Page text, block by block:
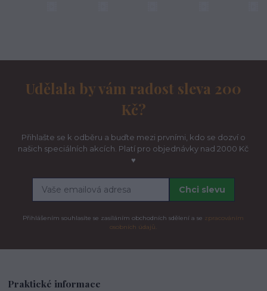
Udělala by vám radost sleva 200
Kč?
Přihlašte se k odběru a buďte mezi prvními, kdo se dozví o
našich speciálních akcích. Platí pro objednávky nad 2000 Kč
♥
Chci slevu
Přihlášením souhlasíte se zasíláním obchodních sdělení a se zpracováním
osobních údajů.
Praktické informace